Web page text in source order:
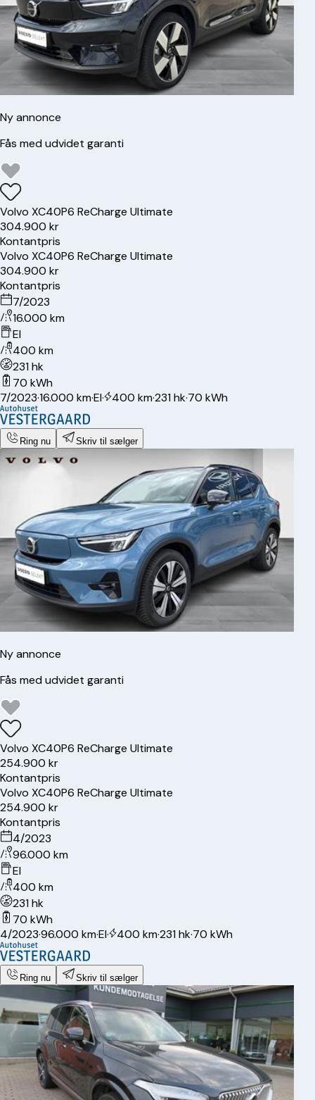
Ny annonce
Fås med udvidet garanti
Volvo XC40P6 ReCharge Ultimate
304.900 kr
Kontantpris
Volvo XC40P6 ReCharge Ultimate
304.900 kr
Kontantpris
7/2023
16.000 km
El
400 km
231 hk
70 kWh
7/2023·16.000 km·El· 400 km·231 hk·70 kWh
Ring nu Skriv til sælger
Ny annonce
Fås med udvidet garanti
Volvo XC40P6 ReCharge Ultimate
254.900 kr
Kontantpris
Volvo XC40P6 ReCharge Ultimate
254.900 kr
Kontantpris
4/2023
96.000 km
El
400 km
231 hk
70 kWh
4/2023·96.000 km·El· 400 km·231 hk·70 kWh
Ring nu Skriv til sælger